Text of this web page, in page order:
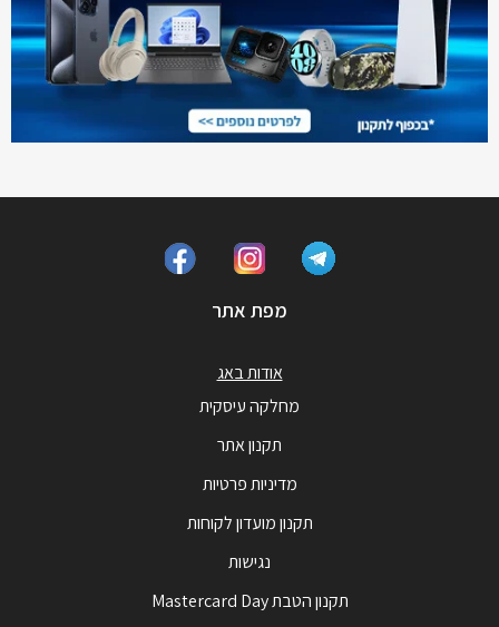
מפת אתר
אודות באג
מחלקה עיסקית
תקנון אתר
מדיניות פרטיות
תקנון מועדון לקוחות
נגישות
תקנון הטבת Mastercard Day